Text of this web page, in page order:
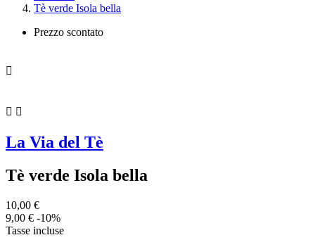
Tè verde Isola bella
Prezzo scontato

 
La Via del Tè
Tè verde Isola bella
10,00 €
9,00 € -10%
Tasse incluse